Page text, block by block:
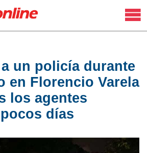
un policía durante
en Florencio Varela
los agentes
días